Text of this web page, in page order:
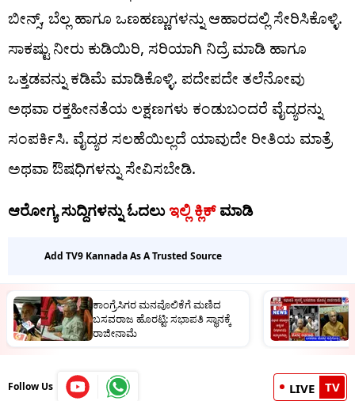
ಬೀನ್ಸ್, ಬೆಲ್ಲ ಹಾಗೂ ಒಣಹಣ್ಣುಗಳನ್ನು ಆಹಾರದಲ್ಲಿ ಸೇರಿಸಿಕೊಳ್ಳಿ.
ಸಾಕಷ್ಟು ನೀರು ಕುಡಿಯಿರಿ, ಸರಿಯಾಗಿ ನಿದ್ರೆ ಮಾಡಿ ಹಾಗೂ
ಒತ್ತಡವನ್ನು ಕಡಿಮೆ ಮಾಡಿಕೊಳ್ಳಿ. ಪದೇಪದೇ ತಲೆನೋವು
ಅಥವಾ ರಕ್ತಹೀನತೆಯ ಲಕ್ಷಣಗಳು ಕಂಡುಬಂದರೆ ವೈದ್ಯರನ್ನು
ಸಂಪರ್ಕಿಸಿ. ವೈದ್ಯರ ಸಲಹೆಯಿಲ್ಲದೆ ಯಾವುದೇ ರೀತಿಯ ಮಾತ್ರೆ
ಅಥವಾ ಔಷಧಿಗಳನ್ನು ಸೇವಿಸಬೇಡಿ.
ಆರೋಗ್ಯ ಸುದ್ದಿಗಳನ್ನು ಓದಲುಇಲ್ಲಿ ಕ್ಲಿಕ್ಮಾಡಿ
Add TV9 Kannada As A Trusted Source
ಕಾಂಗ್ರೆಸಿಗರ ಮನವೊಲಿಕೆಗೆ ಮಣಿದ
ಬಸವರಾಜ ಹೊರಟ್ಟಿ: ಸಭಾಪತಿ ಸ್ಥಾನಕ್ಕೆ
ರಾಜೀನಾಮೆ
Follow Us LIVE TV